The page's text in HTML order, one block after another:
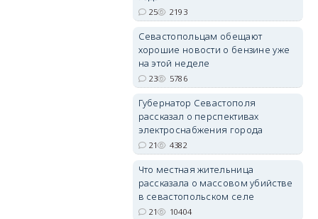
25 2193
Севастопольцам обещают
хорошие новости о бензине уже
на этой неделе
23 5786
Губернатор Севастополя
рассказал о перспективах
электроснабжения города
21 4382
Что местная жительница
рассказала о массовом убийстве
в севастопольском селе
21 10404